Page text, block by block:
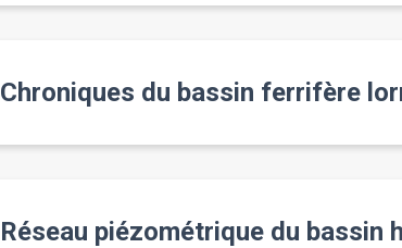
Chroniques du bassin ferrifère
Réseau piézométrique du bassin